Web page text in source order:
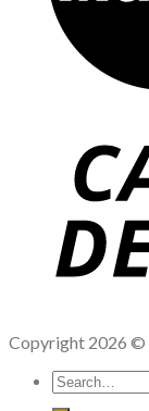
Copyright 2026 ©
Search
for: